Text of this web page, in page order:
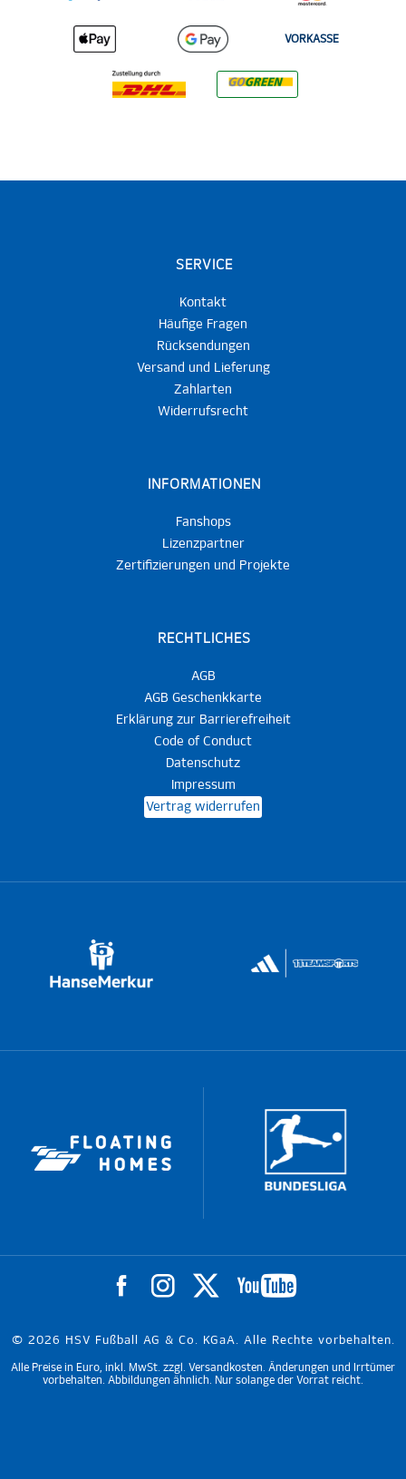
VORKASSE
SERVICE
Kontakt
Häufige Fragen
Rücksendungen
Versand und Lieferung
Zahlarten
Widerrufsrecht
INFORMATIONEN
Fanshops
Lizenzpartner
Zertifizierungen und Projekte
RECHTLICHES
AGB
AGB Geschenkkarte
Erklärung zur Barrierefreiheit
Code of Conduct
Datenschutz
Impressum
Vertrag widerrufen
© 2026 HSV Fußball AG & Co. KGaA. Alle Rechte vorbehalten.
Alle Preise in Euro, inkl. MwSt. zzgl. Versandkosten. Änderungen und Irrtümer
vorbehalten. Abbildungen ähnlich. Nur solange der Vorrat reicht.